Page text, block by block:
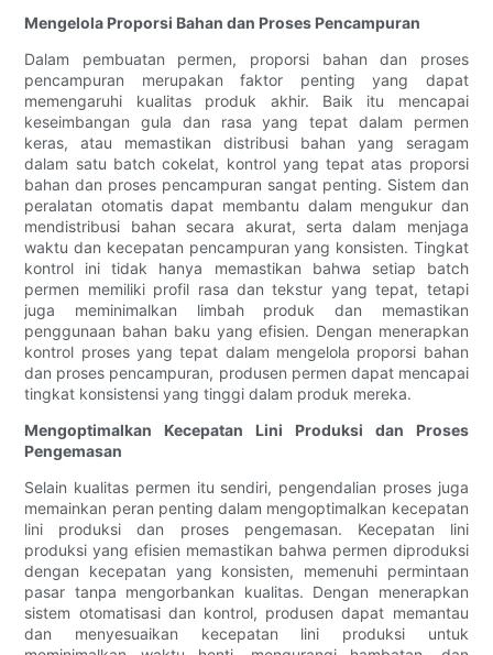
Mengelola Proporsi Bahan dan Proses Pencampuran
Dalam pembuatan permen, proporsi bahan dan proses
pencampuran merupakan faktor penting yang dapat
memengaruhi kualitas produk akhir. Baik itu mencapai
keseimbangan gula dan rasa yang tepat dalam permen
keras, atau memastikan distribusi bahan yang seragam
dalam satu batch cokelat, kontrol yang tepat atas proporsi
bahan dan proses pencampuran sangat penting. Sistem dan
peralatan otomatis dapat membantu dalam mengukur dan
mendistribusi bahan secara akurat, serta dalam menjaga
waktu dan kecepatan pencampuran yang konsisten. Tingkat
kontrol ini tidak hanya memastikan bahwa setiap batch
permen memiliki profil rasa dan tekstur yang tepat, tetapi
juga meminimalkan limbah produk dan memastikan
penggunaan bahan baku yang efisien. Dengan menerapkan
kontrol proses yang tepat dalam mengelola proporsi bahan
dan proses pencampuran, produsen permen dapat mencapai
tingkat konsistensi yang tinggi dalam produk mereka.
Mengoptimalkan Kecepatan Lini Produksi dan Proses
Pengemasan
Selain kualitas permen itu sendiri, pengendalian proses juga
memainkan peran penting dalam mengoptimalkan kecepatan
lini produksi dan proses pengemasan. Kecepatan lini
produksi yang efisien memastikan bahwa permen diproduksi
dengan kecepatan yang konsisten, memenuhi permintaan
pasar tanpa mengorbankan kualitas. Dengan menerapkan
sistem otomatisasi dan kontrol, produsen dapat memantau
dan menyesuaikan kecepatan lini produksi untuk